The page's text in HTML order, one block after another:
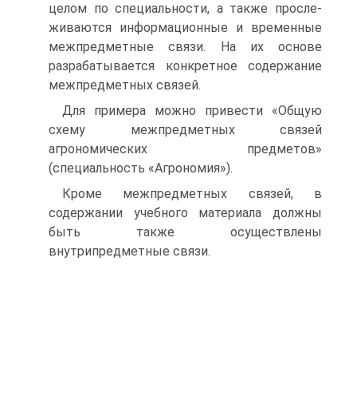
целом по специальности, а также просле-
живаются информационные и временные
межпредметные связи. На их основе
разрабатывается конкретное содержание
межпредметных связей.
Для примера можно привести «Общую
схему межпредметных связей
агрономических предметов»
(специальность «Агрономия»).
Кроме межпредметных связей, в
содержании учебного материала должны
быть также осуществлены
внутрипредметные связи.